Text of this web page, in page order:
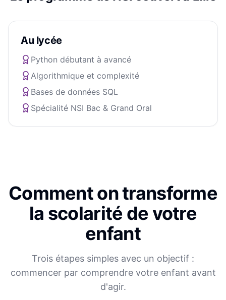
Au lycée
Python débutant à avancé
Algorithmique et complexité
Bases de données SQL
Spécialité NSI Bac & Grand Oral
Comment on transforme
la scolarité de votre
enfant
Trois étapes simples avec un objectif :
commencer par comprendre votre enfant avant
d'agir.